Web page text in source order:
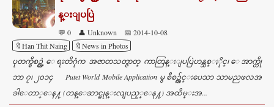
န္းျပပြဲ
💬 0 👤 Unknown
📅 2014-10-08
🔖Han Thit Naing
🔖News in Photos
ပုတက္စီစဥ္တဲ့ ေရႊတိဂုံက အဇာတသတ္ဇာတ္ ကာတြန္းျပပြဲဟန္သစ္ႏိုင္၊ ေအာက္တို
ဘာ ၇၊ ၂၀၁၄ Putet World Mobile Application မွ စီစဥ္က်င္းပေသာ သာမညဖလအ
ခါေတာ္ေန႔ (တန္ေဆာင္မုန္းလျပည့္ေန႔) အထိမ္းအ...